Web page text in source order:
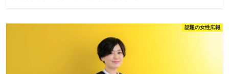
話題の女性広報